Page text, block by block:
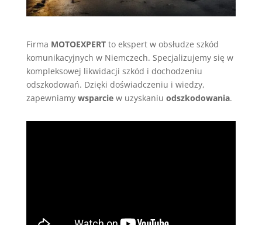
Firma MOTOEXPERTto ekspert w obsłudze szkód
komunikacyjnych w Niemczech. Specjalizujemy się w
kompleksowej likwidacji szkód i dochodzeniu
odszkodowań. Dzięki doświadczeniu i wiedzy,
zapewniamy wsparciew uzyskaniu odszkodowania.